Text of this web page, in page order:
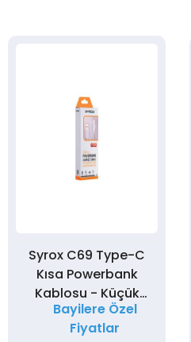
Syrox C69 Type-C
Kısa Powerbank
Kablosu - Küçük
Data Kablosu
20cm
Bayilere Özel
Fiyatlar